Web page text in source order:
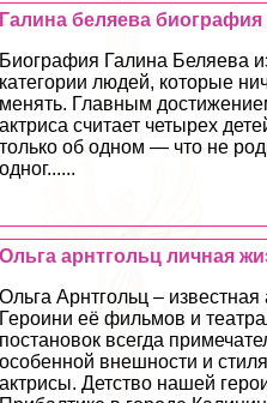
Галина беляева
Биография Галина Беляева
категории людей, которые
менять. Главным
актриса считает четырех
только об одном — что не
одног......
Ольга арнтгольц личная
Ольга Арнтгольц – известная
Героини её фильмов и
постановок всегда
особенной внешности и
актрисы. Детство нашей